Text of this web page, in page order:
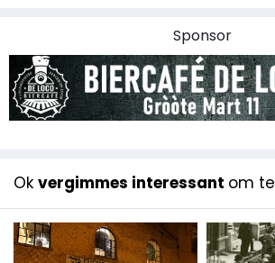
Sponsor
Ok vergimmes interessant om te